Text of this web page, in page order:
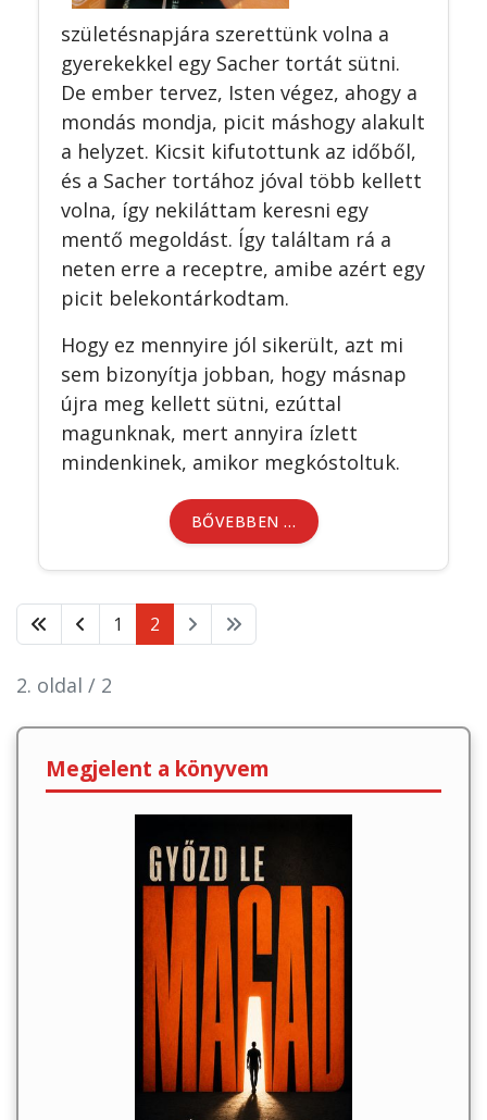
születésnapjára szerettünk volna a
gyerekekkel egy Sacher tortát sütni.
De ember tervez, Isten végez, ahogy a
mondás mondja, picit máshogy alakult
a helyzet. Kicsit kifutottunk az időből,
és a Sacher tortához jóval több kellett
volna, így nekiláttam keresni egy
mentő megoldást. Így találtam rá a
neten erre a receptre, amibe azért egy
picit belekontárkodtam.
Hogy ez mennyire jól sikerült, azt mi
sem bizonyítja jobban, hogy másnap
újra meg kellett sütni, ezúttal
magunknak, mert annyira ízlett
mindenkinek, amikor megkóstoltuk.
BŐVEBBEN …
1 2
2. oldal / 2
Megjelent a könyvem